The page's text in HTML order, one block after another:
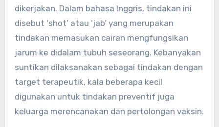
dikerjakan. Dalam bahasa Inggris, tindakan ini
disebut ‘shot’ atau ‘jab’ yang merupakan
tindakan memasukan cairan mengfungsikan
jarum ke didalam tubuh seseorang. Kebanyakan
suntikan dilaksanakan sebagai tindakan dengan
target terapeutik, kala beberapa kecil
digunakan untuk tindakan preventif juga
keluarga merencanakan dan pertolongan vaksin.